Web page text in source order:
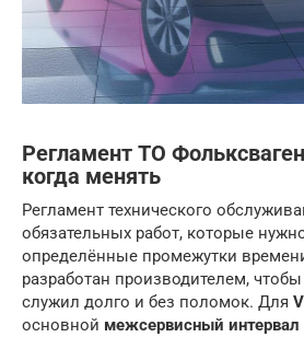
Регламент ТО
когда менять
Регламент технического
обязательных работ, которые
определённые промежутки
разработан производителем,
служил долго и без поломок. Для
основной межсервисный интервал